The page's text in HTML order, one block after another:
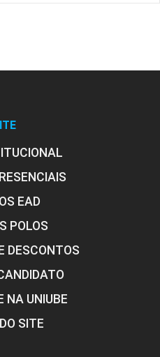
EAD
POLOS
DESCONTOS
NA UNIUBE
SITE